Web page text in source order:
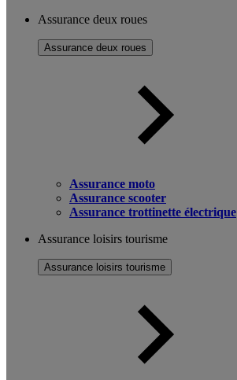
Assurance deux roues
Assurance deux roues
Assurance moto
Assurance scooter
Assurance trottinette électrique
Assurance loisirs tourisme
Assurance loisirs tourisme